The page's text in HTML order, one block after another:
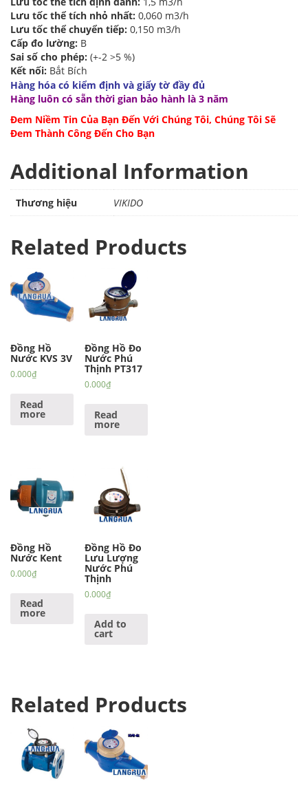
Lưu tốc thể tích nhỏ nhất: 0,060 m3/h
Lưu tốc thể chuyển tiếp: 0,150 m3/h
Cấp đo lường: B
Sai số cho phép: (+-2 >5 %)
Kết nối: Bắt Bích
Hàng hóa có kiểm định và giấy tờ đầy đủ
Hàng luôn có sẵn thời gian bảo hành là 3 năm
Đem Niềm Tin Của Bạn Đến Với Chúng Tôi, Chúng Tôi Sẽ
Đem Thành Công Đến Cho Bạn
Additional Information
Thương hiệu VIKIDO
Related Products
Đồng Hồ
Nước KVS 3V
0.000₫
Read
more
Đồng Hồ Đo
Nước Phú
Thịnh PT317
0.000₫
Read
more
Đồng Hồ
Nước Kent
0.000₫
Read
more
Đồng Hồ Đo
Lưu Lượng
Nước Phú
Thịnh
0.000₫
Add to
cart
Related Products